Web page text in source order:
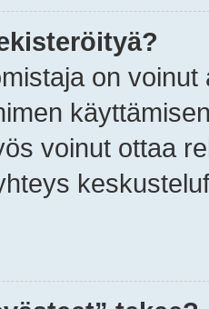
on
voinut ottaa